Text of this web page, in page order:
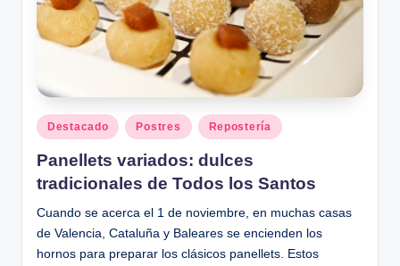
Publicado
en
Destacado Postres Repostería
Panellets variados: dulces
tradicionales de Todos los Santos
Cuando se acerca el 1 de noviembre, en muchas casas
de Valencia, Cataluña y Baleares se encienden los
hornos para preparar los clásicos panellets. Estos